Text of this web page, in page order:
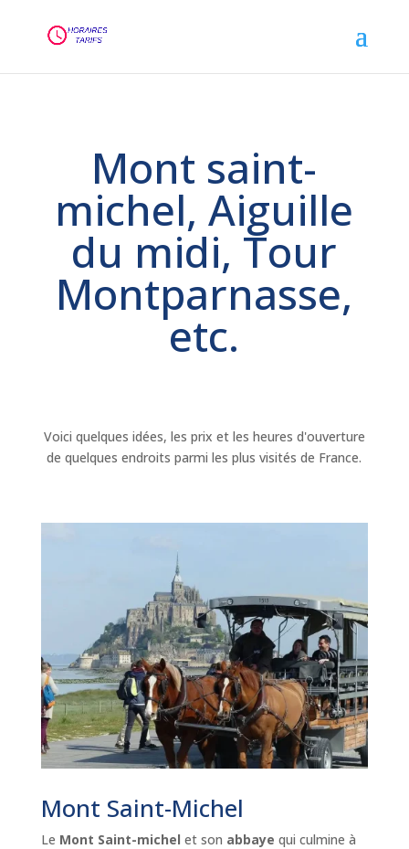
Mont saint-
michel, Aiguille
du midi, Tour
Montparnasse,
etc.
Voici quelques idées, les prix et les heures d'ouverture
de quelques endroits parmi les plus visités de France.
Mont Saint-Michel
Le Mont Saint-michel et son abbaye qui culmine à